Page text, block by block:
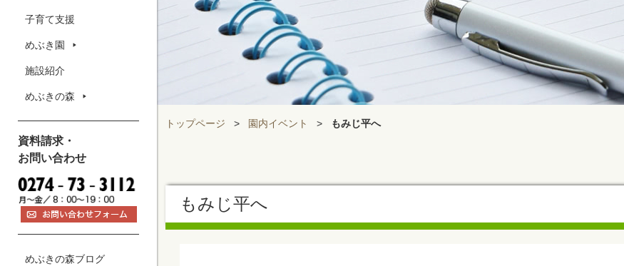
子育て支援
めぶき園
施設紹介
めぶきの森
資料請求・
お問い合わせ
めぶきの森ブログ
トップページ > 園内イベント > もみじ平へ
もみじ平へ